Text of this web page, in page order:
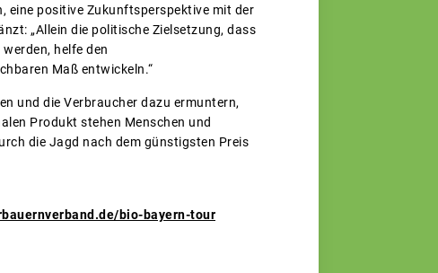
eine positive Zukunftsperspektive mit der
„Allein die politische Zielsetzung, dass
helfe den
Maß entwickeln.“
und die Verbraucher dazu ermuntern,
Produkt stehen Menschen und
die Jagd nach dem günstigsten Preis
bio-bayern-tour